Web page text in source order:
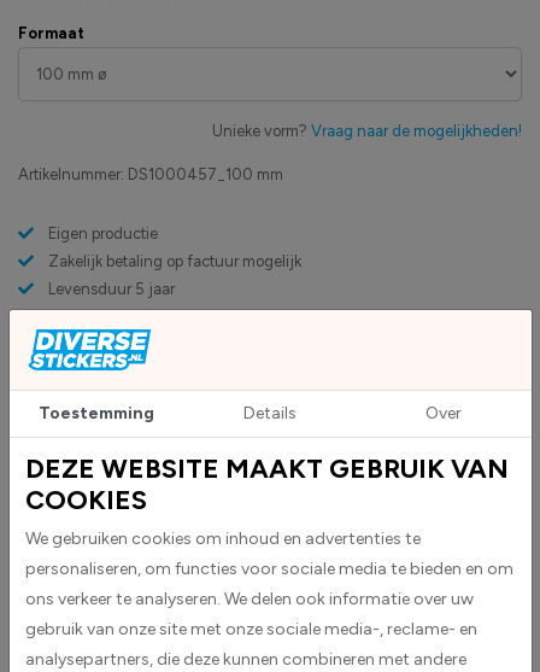
Artikelnummer: DS1000457_100 mm
Eigen productie
Zakelijk betaling op factuur mogelijk
Levensduur 5 jaar
Uv-bestendig & weersbestendigheid
High-tack folie met maximale grip
Formaat
Unieke vorm? Vraag naar de mogelijkheden!
Custom sticker maken? Upload eigen bestand
BESCHRIJVING
Einde milieuzone stickers worden geleverd als cirkelvormige
stickers.Deze worden standaard geleverd als witte stickers met een rode
rand en daarin een zwart pictogram.Deze stickers kunnen worden
Toestemming Details Over
DEZE WEBSITE MAAKT GEBRUIK VAN
COOKIES
We gebruiken cookies om inhoud en advertenties te
personaliseren, om functies voor sociale media te bieden en om
ons verkeer te analyseren. We delen ook informatie over uw
gebruik van onze site met onze sociale media-, reclame- en
analysepartners, die deze kunnen combineren met andere